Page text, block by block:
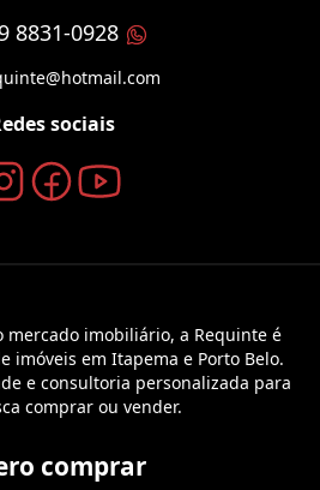
8831-0928
sociais
mercado imobiliário, a Requinte é
imóveis em Itapema e Porto Belo.
e consultoria personalizada para
comprar ou vender.
comprar